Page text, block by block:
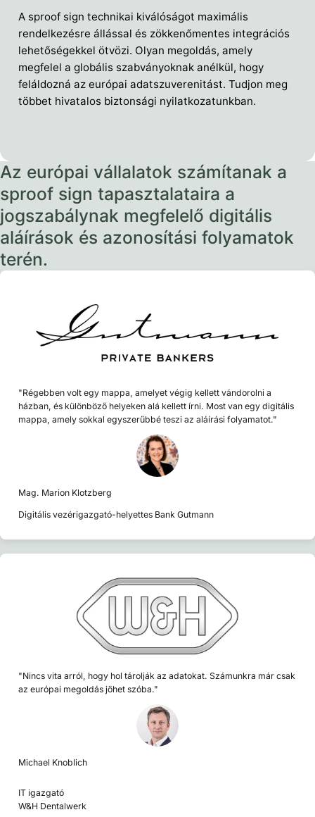
A sproof sign technikai kiválóságot maximális
rendelkezésre állással és zökkenőmentes integrációs
lehetőségekkel ötvözi. Olyan megoldás, amely
megfelel a globális szabványoknak anélkül, hogy
feláldozná az európai adatszuverenitást. Tudjon meg
többet hivatalos biztonsági nyilatkozatunkban.
Az európai vállalatok számítanak a
sproof sign tapasztalataira a
jogszabálynak megfelelő digitális
aláírások és azonosítási folyamatok
terén.
"Régebben volt egy mappa, amelyet végig kellett vándorolni a
házban, és különböző helyeken alá kellett írni. Most van egy digitális
mappa, amely sokkal egyszerűbbé teszi az aláírási folyamatot."
Mag. Marion Klotzberg
Digitális vezérigazgató-helyettes Bank Gutmann
"Nincs vita arról, hogy hol tárolják az adatokat. Számunkra már csak
az európai megoldás jöhet szóba."
Michael Knoblich
IT igazgató
W&H Dentalwerk